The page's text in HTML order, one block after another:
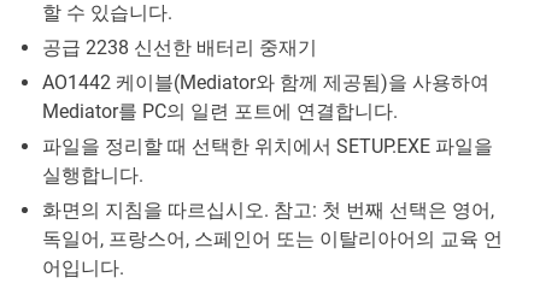
할 수 있습니다.
공급 2238 신선한 배터리 중재기
AO1442 케이블(Mediator와 함께 제공됨)을 사용하여
Mediator를 PC의 일련 포트에 연결합니다.
파일을 정리할 때 선택한 위치에서 SETUP.EXE 파일을
실행합니다.
화면의 지침을 따르십시오. 참고: 첫 번째 선택은 영어,
독일어, 프랑스어, 스페인어 또는 이탈리아어의 교육 언
어입니다.